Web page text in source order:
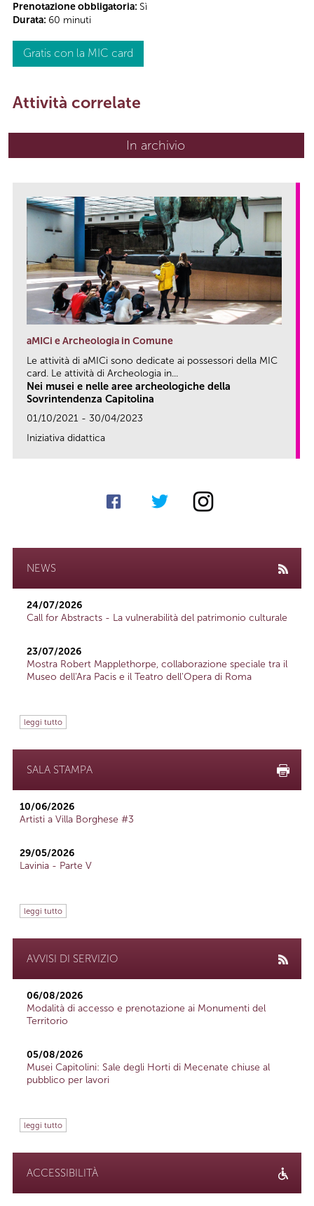
Prenotazione obbligatoria: Sì
Durata: 60 minuti
Gratis con la MIC card
Attività correlate
In archivio
aMICi e Archeologia in Comune
Le attività di aMICi sono dedicate ai possessori della MIC
card. Le attività di Archeologia in...
Nei musei e nelle aree archeologiche della
Sovrintendenza Capitolina
01/10/2021 - 30/04/2023
Iniziativa didattica
NEWS
24/07/2026
Call for Abstracts - La vulnerabilità del patrimonio culturale
23/07/2026
Mostra Robert Mapplethorpe, collaborazione speciale tra il
Museo dell'Ara Pacis e il Teatro dell'Opera di Roma
leggi tutto
SALA STAMPA
10/06/2026
Artisti a Villa Borghese #3
29/05/2026
Lavinia - Parte V
leggi tutto
AVVISI DI SERVIZIO
06/08/2026
Modalità di accesso e prenotazione ai Monumenti del
Territorio
05/08/2026
Musei Capitolini: Sale degli Horti di Mecenate chiuse al
pubblico per lavori
leggi tutto
ACCESSIBILITÀ